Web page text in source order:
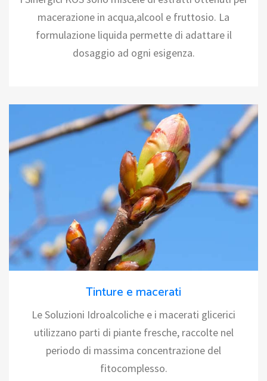
macerazione in acqua,alcool e fruttosio. La
formulazione liquida permette di adattare il
dosaggio ad ogni esigenza.
Tinture e macerati
Le Soluzioni Idroalcoliche e i macerati glicerici
utilizzano parti di piante fresche, raccolte nel
periodo di massima concentrazione del
fitocomplesso.